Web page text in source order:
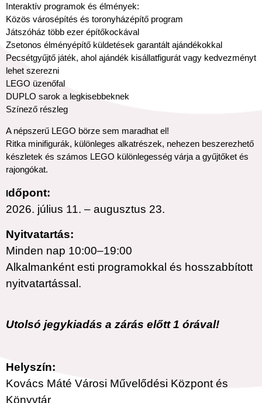
Interaktív programok és élmények:
Közös városépítés és toronyházépítő program
Játszóház több ezer építőkockával
Zsetonos élményépítő küldetések garantált ajándékokkal
Pecsétgyűjtő játék, ahol ajándék kisállatfigurát vagy kedvezményt
lehet szerezni
LEGO üzenőfal
DUPLO sarok a legkisebbeknek
Színező részleg
A népszerű LEGO börze sem maradhat el!
Ritka minifigurák, különleges alkatrészek, nehezen beszerezhető
készletek és számos LEGO különlegesség várja a gyűjtőket és
rajongókat.
Időpont:
2026. július 11. – augusztus 23.
Nyitvatartás:
Minden nap 10:00–19:00
Alkalmanként esti programokkal és hosszabbított
nyitvatartással.
Utolsó jegykiadás a zárás előtt 1 órával!
Helyszín:
Kovács Máté Városi Művelődési Központ és
Könyvtár